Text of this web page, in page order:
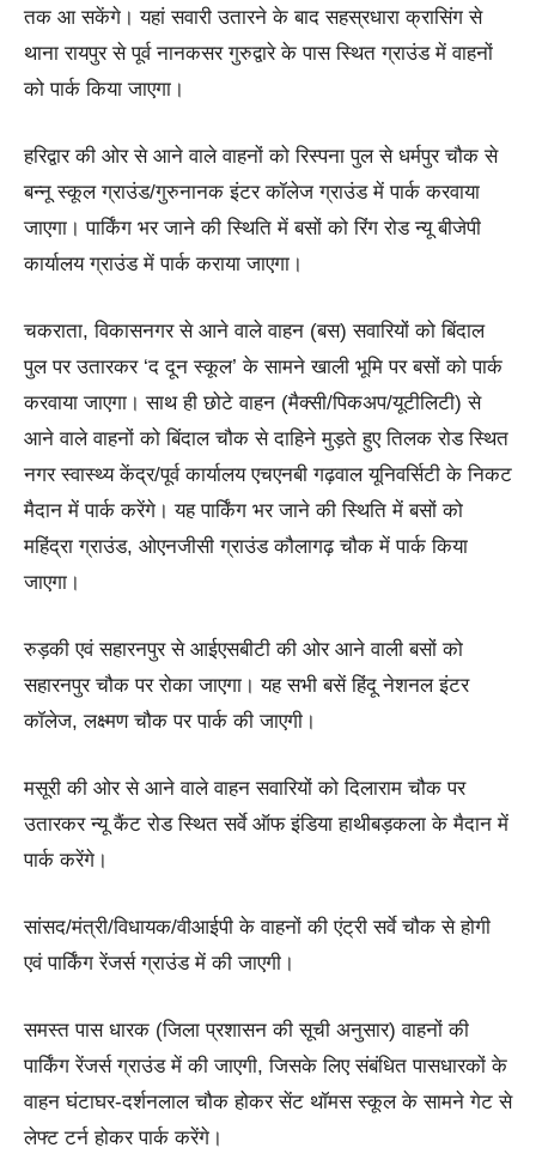
तक आ सकेंगे। यहां सवारी उतारने के बाद सहस्रधारा क्रासिंग से
थाना रायपुर से पूर्व नानकसर गुरुद्वारे के पास स्थित ग्राउंड में वाहनों
को पार्क किया जाएगा।
हरिद्वार की ओर से आने वाले वाहनों को रिस्पना पुल से धर्मपुर चौक से
बन्नू स्कूल ग्राउंड/गुरुनानक इंटर कॉलेज ग्राउंड में पार्क करवाया
जाएगा। पार्किंग भर जाने की स्थिति में बसों को रिंग रोड न्यू बीजेपी
कार्यालय ग्राउंड में पार्क कराया जाएगा।
चकराता, विकासनगर से आने वाले वाहन (बस) सवारियों को बिंदाल
पुल पर उतारकर ‘द दून स्कूल’ के सामने खाली भूमि पर बसों को पार्क
करवाया जाएगा। साथ ही छोटे वाहन (मैक्सी/पिकअप/यूटीलिटी) से
आने वाले वाहनों को बिंदाल चौक से दाहिने मुड़ते हुए तिलक रोड स्थित
नगर स्वास्थ्य केंद्र/पूर्व कार्यालय एचएनबी गढ़वाल यूनिवर्सिटी के निकट
मैदान में पार्क करेंगे। यह पार्किंग भर जाने की स्थिति में बसों को
महिंद्रा ग्राउंड, ओएनजीसी ग्राउंड कौलागढ़ चौक में पार्क किया
जाएगा।
रुड़की एवं सहारनपुर से आईएसबीटी की ओर आने वाली बसों को
सहारनपुर चौक पर रोका जाएगा। यह सभी बसें हिंदू नेशनल इंटर
कॉलेज, लक्ष्मण चौक पर पार्क की जाएगी।
मसूरी की ओर से आने वाले वाहन सवारियों को दिलाराम चौक पर
उतारकर न्यू कैंट रोड स्थित सर्वे ऑफ इंडिया हाथीबड़कला के मैदान में
पार्क करेंगे।
सांसद/मंत्री/विधायक/वीआईपी के वाहनों की एंट्री सर्वे चौक से होगी
एवं पार्किंग रेंजर्स ग्राउंड में की जाएगी।
समस्त पास धारक (जिला प्रशासन की सूची अनुसार) वाहनों की
पार्किंग रेंजर्स ग्राउंड में की जाएगी, जिसके लिए संबंधित पासधारकों के
वाहन घंटाघर-दर्शनलाल चौक होकर सेंट थॉमस स्कूल के सामने गेट से
लेफ्ट टर्न होकर पार्क करेंगे।